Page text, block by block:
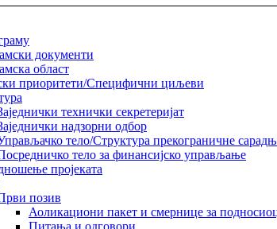
документи
област
приоритети/Специфични циљеви
технички секретеријат
надзорни одбор
тело/Структура прекограничне
тело за финансијско управљање
пројеката
позив
Аоликациони пакет и смернице за
Питања и одговори